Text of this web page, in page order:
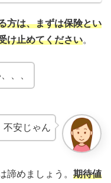
方は、まずは保険とい
け止めてください。
、、
不安じゃん
諦めましょう。 期待値